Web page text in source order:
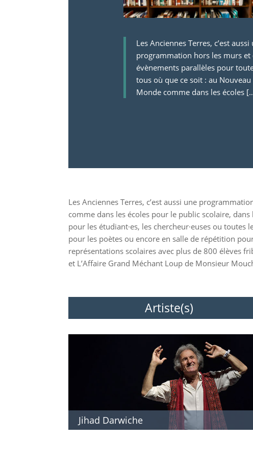
Les Anciennes Terres, c’est aussi
programmation hors les murs et
évènements parallèles pour
tous où que ce soit : au Nouveau
Monde comme dans les écoles
Les Anciennes Terres, c’est aussi une
comme dans les écoles pour le public scolaire,
pour les étudiant·es, les chercheur·euses ou
pour les poètes ou encore en salle de répétition
représentations scolaires avec plus de 800 élèves
et L’Affaire Grand Méchant Loup de Monsieur
Artiste(s)
Jihad Darwiche